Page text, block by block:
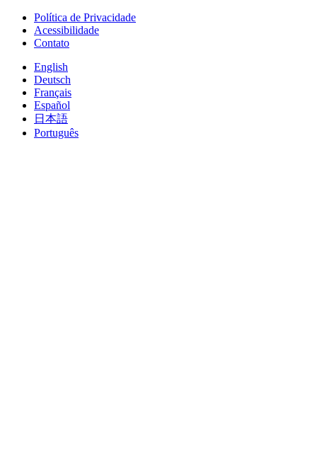
Política de Privacidade
Acessibilidade
Contato
English
Deutsch
Français
Español
日本語
Português